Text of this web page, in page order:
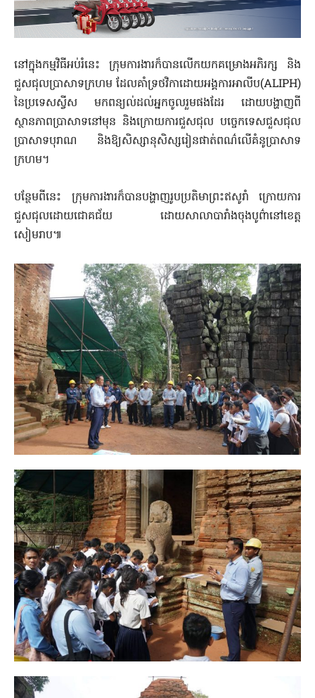
នៅក្នុងកម្មវិធីអប់រំនេះ ក្រុមការងារក៏បានលើកយកគម្រោងអភិរក្ស និង
ជួសជុលប្រាសាទក្រហម ដែលគាំទ្រថវិកាដោយអង្គការអាលីប(ALIPH)
នៃប្រទេសស្វីស មកពន្យល់ដល់អ្នកចូលរួមផងដែរ ដោ​យបង្ហាញពី
ស្ថានភាពប្រាសាទនៅមុន និងក្រោយការជួសជុល បច្ចេក​ទេសជួសជុល
ប្រាសាទបុរាណ និងឱ្យសិស្សានុសិស្សរៀនផាត់ពណ៌លើគំនូប្រាសាទ
ក្រហម។
បន្ថែមពីនេះ ក្រុមការងារក៏បានបង្ហាញរូបប្រតិមាព្រះឥសូរាំ ក្រោ​យការ
ជួសជុលដោយជោគជ័យ ដោយសាលាបារាំងចុងបូព៌ានៅខេត្ត
សៀមរាប៕